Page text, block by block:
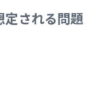
される問題